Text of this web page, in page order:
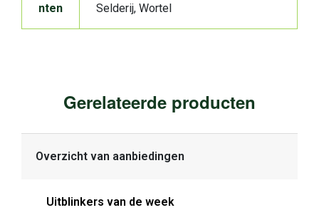
nten
Selderij, Wortel
Gerelateerde producten
Overzicht van aanbiedingen
Uitblinkers van de week